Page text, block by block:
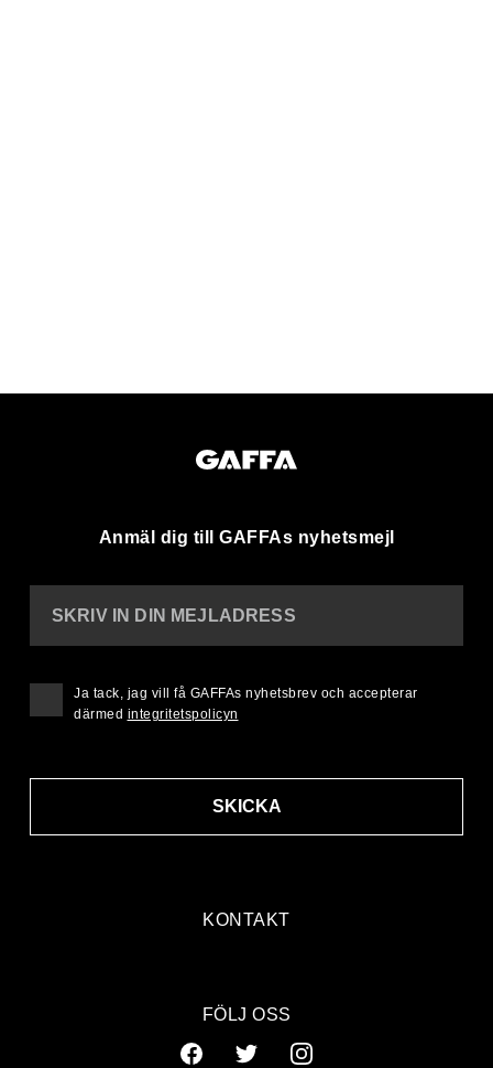
Anmäl dig till GAFFAs nyhetsmejl
KONTAKT
SKRIV IN DIN MEJLADRESS
SKICKA
Ja tack, jag vill få GAFFAs nyhetsbrev och accepterar
därmed integritetspolicyn
FÖLJ OSS